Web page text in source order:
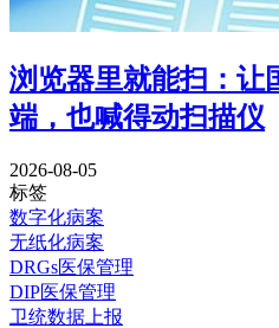
浏览器里就能扫：让
端，也喊得动扫描仪
2026-08-05
标签
数字化病案
无纸化病案
DRGs医保管理
DIP医保管理
卫统数据上报